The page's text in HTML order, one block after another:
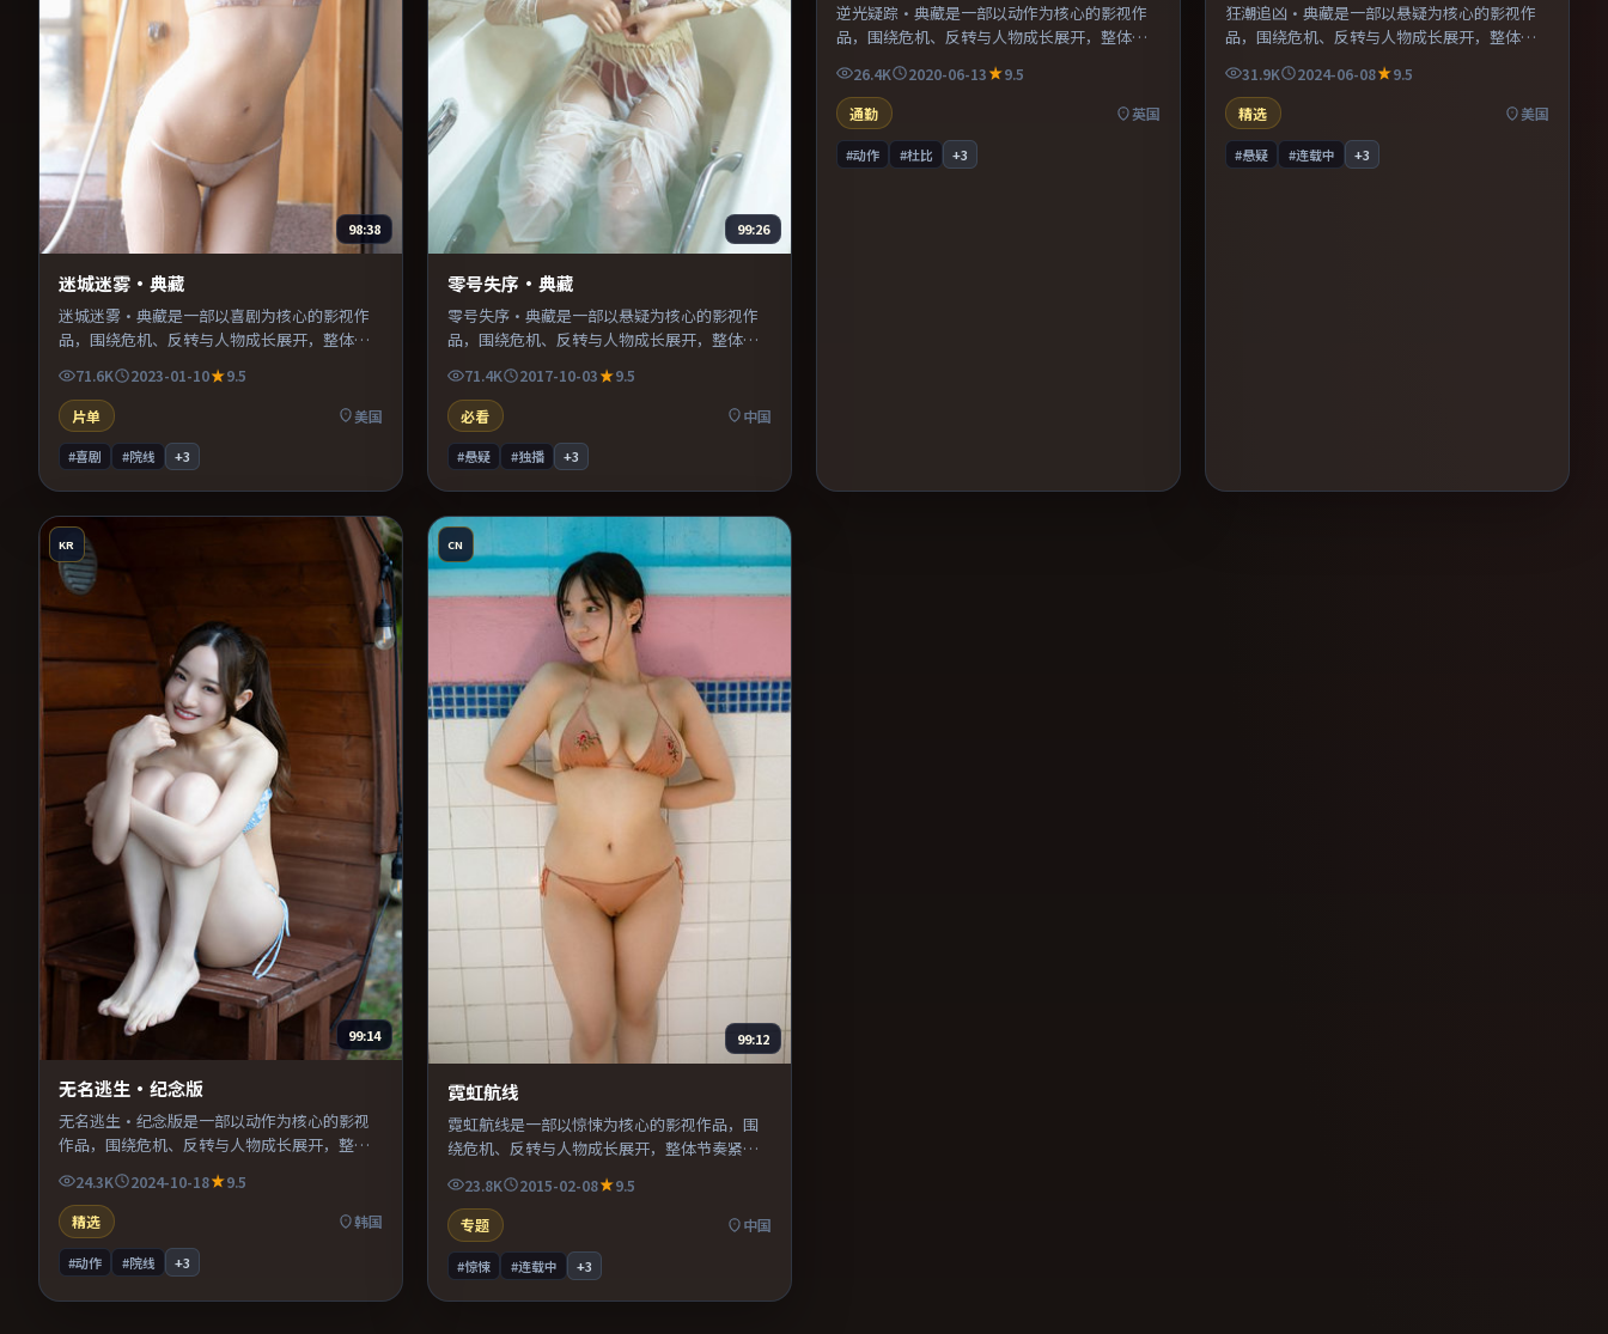
98:38
迷城迷雾·典藏
迷城迷雾·典藏是一部以喜剧为核心的影视作
品，围绕危机、反转与人物成长展开，整体节
71.6K 2023-01-10
9.5
片单
美国
#喜剧 #院线 +3
99:26
零号失序·典藏
零号失序·典藏是一部以悬疑为核心的影视作
品，围绕危机、反转与人物成长展开，整体节
71.4K 2017-10-03
9.5
必看
中国
#悬疑 #独播 +3
逆光疑踪·典藏是一部以动作为核心的影视作
品，围绕危机、反转与人物成长展开，整体节
奏紧凑，值得推荐观看。
26.4K 2020-06-13
9.5
通勤
英国
#动作 #杜比 +3
狂潮追凶·典藏是一部以悬疑为核心的影视作
品，围绕危机、反转与人物成长展开，整体节
奏紧凑，值得推荐观看。
31.9K 2024-06-08
9.5
精选
美国
#悬疑 #连载中 +3
KR
99:14
无名逃生·纪念版
无名逃生·纪念版是一部以动作为核心的影视
作品，围绕危机、反转与人物成长展开，整体
节奏紧凑，值得推荐观看。
24.3K 2024-10-18
9.5
精选
韩国
#动作 #院线 +3
CN
99:12
霓虹航线
霓虹航线是一部以惊悚为核心的影视作品，围
绕危机、反转与人物成长展开，整体节奏紧
凑，值得推荐观看。
23.8K 2015-02-08
9.5
专题
中国
#惊悚 #连载中 +3